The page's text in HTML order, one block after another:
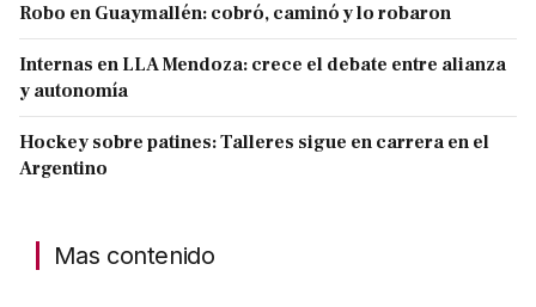
Robo en Guaymallén: cobró, caminó y lo robaron
Internas en LLA Mendoza: crece el debate entre alianza
y autonomía
Hockey sobre patines: Talleres sigue en carrera en el
Argentino
Mas contenido